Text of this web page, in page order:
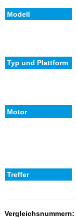
Vergleichsnummern: